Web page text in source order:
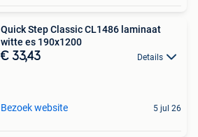
Quick Step Classic CL1486 laminaat
witte es 190x1200
€ 33,43 Details
Bezoek website 5 jul 26